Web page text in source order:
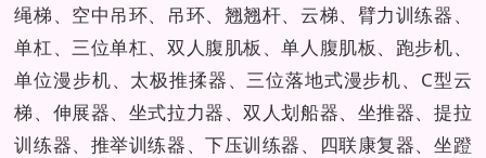
绳梯、空中吊环、吊环、翘翘杆、云梯、臂力训练器、
单杠、三位单杠、双人腹肌板、单人腹肌板、跑步机、
单位漫步机、太极推揉器、三位落地式漫步机、C型云
梯、伸展器、坐式拉力器、双人划船器、坐推器、提拉
训练器、推举训练器、下压训练器、四联康复器、坐蹬